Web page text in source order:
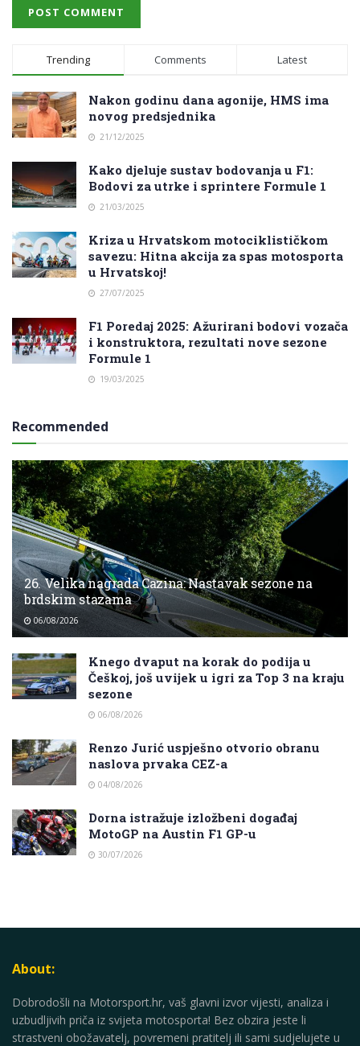
Trending Comments Latest
Nakon godinu dana agonije, HMS ima
novog predsjednika
21/12/2025
Kako djeluje sustav bodovanja u F1:
Bodovi za utrke i sprintere Formule 1
21/03/2025
Kriza u Hrvatskom motociklističkom
savezu: Hitna akcija za spas motosporta
u Hrvatskoj!
27/07/2025
F1 Poredaj 2025: Ažurirani bodovi vozača
i konstruktora, rezultati nove sezone
Formule 1
19/03/2025
Recommended
26. Velika nagrada Cazina: Nastavak sezone na
brdskim stazama
06/08/2026
Knego dvaput na korak do podija u
Češkoj, još uvijek u igri za Top 3 na kraju
sezone
06/08/2026
Renzo Jurić uspješno otvorio obranu
naslova prvaka CEZ-a
04/08/2026
Dorna istražuje izložbeni događaj
MotoGP na Austin F1 GP-u
30/07/2026
About:
Dobrodošli na Motorsport.hr, vaš glavni izvor vijesti, analiza i
uzbudljivih priča iz svijeta motosporta! Bez obzira jeste li
strastveni obožavatelj, povremeni pratitelj ili sami sudjelujete u